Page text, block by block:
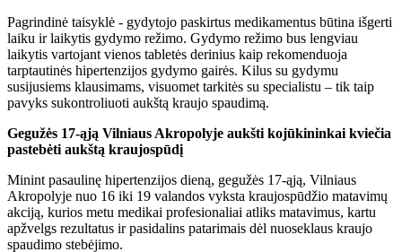
Pagrindinė taisyklė - gydytojo paskirtus medikamentus būtina išgerti
laiku ir laikytis gydymo režimo. Gydymo režimo bus lengviau
laikytis vartojant vienos tabletės derinius kaip rekomenduoja
tarptautinės hipertenzijos gydymo gairės. Kilus su gydymu
susijusiems klausimams, visuomet tarkitės su specialistu – tik taip
pavyks sukontroliuoti aukštą kraujo spaudimą.
Gegužės 17-ąją Vilniaus Akropolyje aukšti kojūkininkai kviečia
pastebėti aukštą kraujospūdį
Minint pasaulinę hipertenzijos dieną, gegužės 17-ąją, Vilniaus
Akropolyje nuo 16 iki 19 valandos vyksta kraujospūdžio matavimų
akciją, kurios metu medikai profesionaliai atliks matavimus, kartu
apžvelgs rezultatus ir pasidalins patarimais dėl nuoseklaus kraujo
spaudimo stebėjimo.